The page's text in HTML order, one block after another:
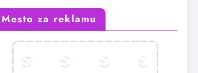
Mesto za reklamu